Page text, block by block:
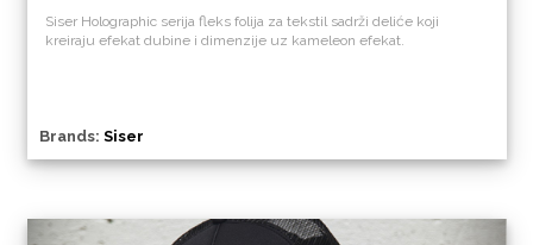
Siser Holographic serija fleks folija za tekstil sadrži deliće koji
kreiraju efekat dubine i dimenzije uz kameleon efekat.
Brands: Siser